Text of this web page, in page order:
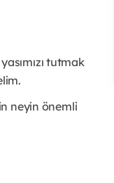
tutmak
neyin önemli